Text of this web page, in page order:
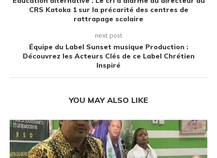
CRS Katoka 1 sur la précarité des centres de
rattrapage scolaire
next post
Équipe du Label Sunset musique Production :
Découvrez les Acteurs Clés de ce Label Chrétien
Inspiré
YOU MAY ALSO LIKE